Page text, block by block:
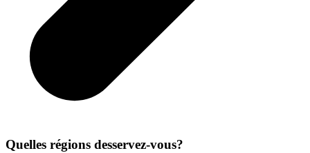
Quelles régions desservez-vous?